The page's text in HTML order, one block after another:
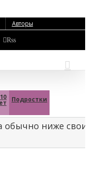
Авторы
Rss
Подростки
обычно ниже